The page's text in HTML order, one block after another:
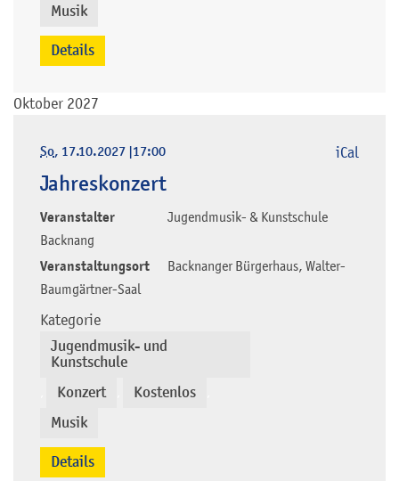
Musik
Details
Oktober 2027
So, 17.10.2027 |17:00
Jahreskonzert
Veranstalter
Jugendmusik- & Kunstschule
Backnang
Veranstaltungsort
Backnanger Bürgerhaus, Walter-
Baumgärtner-Saal
Kategorie
Jugendmusik- und
Kunstschule
Konzert Kostenlos
Musik
iCal
Details